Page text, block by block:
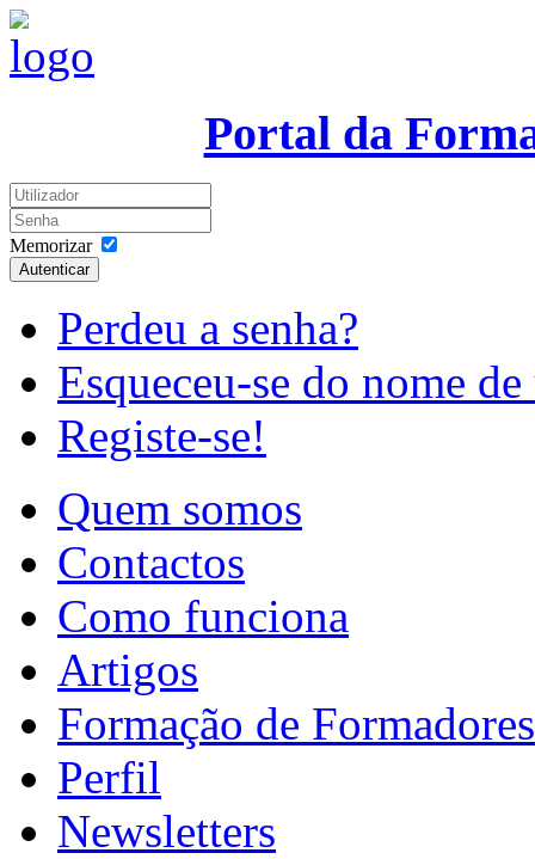
Portal da
Memorizar
Autenticar
Perdeu a senha?
Esqueceu-se do nome
Registe-se!
Quem somos
Contactos
Como funciona
Artigos
Formação de Formadores
Perfil
Newsletters